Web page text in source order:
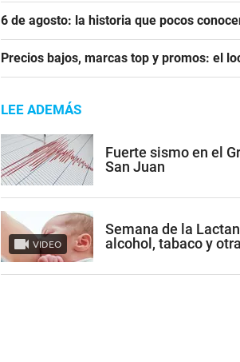
6 de agosto: la historia que pocos
Precios bajos, marcas top y promos: el
LEE ADEMÁS
Fuerte sismo en el
San Juan
VIDEO
Semana de la
alcohol, tabaco y